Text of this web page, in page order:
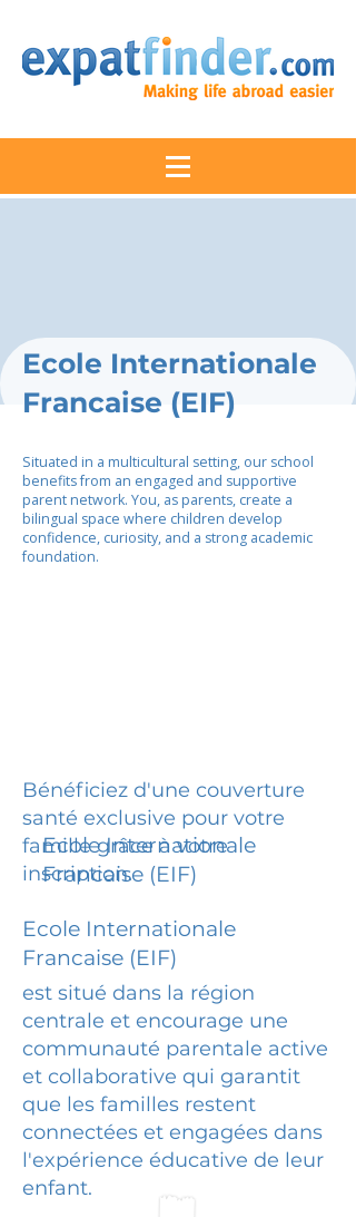
Ecole Internationale
Francaise (EIF)
Situated in a multicultural setting, our school
benefits from an engaged and supportive
parent network. You, as parents, create a
bilingual space where children develop
confidence, curiosity, and a strong academic
foundation.
Bénéficiez d'une couverture
santé exclusive pour votre
famille grâce à votre
inscription.
Ecole Internationale
Francaise (EIF)
Ecole Internationale
Francaise (EIF)
est situé dans la région
centrale et encourage une
communauté parentale active
et collaborative qui garantit
que les familles restent
connectées et engagées dans
l'expérience éducative de leur
enfant.